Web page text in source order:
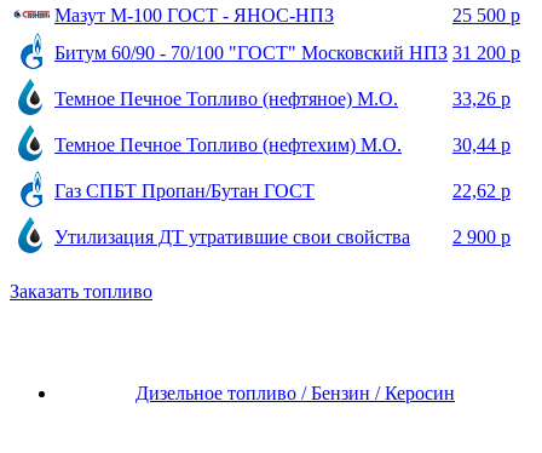
Мазут М-100 ГОСТ - ЯНОС-НПЗ
25 500 р
Битум 60/90 - 70/100 "ГОСТ" Московский НПЗ 31 200 р
Темное Печное Топливо (нефтяное) М.О. 33,26 р
Темное Печное Топливо (нефтехим) М.О. 30,44 р
Газ СПБТ Пропан/Бутан ГОСТ 22,62 р
Утилизация ДТ утратившие свои свойства 2 900 р
Заказать топливо
Дизельное топливо / Бензин / Керосин